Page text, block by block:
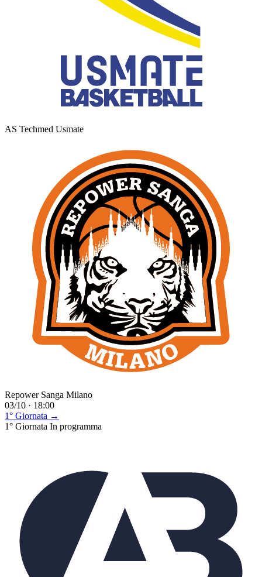
AS Techmed Usmate
Repower Sanga Milano
03/10 · 18:00
1° Giornata →
1° Giornata In programma